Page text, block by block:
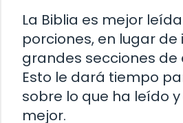
La Biblia es mejor
porciones, en lugar
grandes secciones de
Esto le dará tiempo
sobre lo que ha leído
mejor.